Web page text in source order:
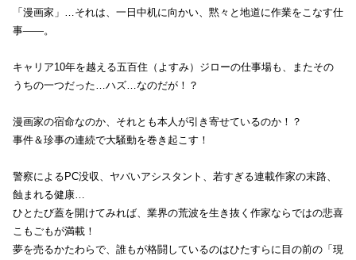
「漫画家」…それは、一日中机に向かい、黙々と地道に作業をこなす仕
事――。
キャリア10年を越える五百住（よすみ）ジローの仕事場も、またその
うちの一つだった…ハズ…なのだが！？
漫画家の宿命なのか、それとも本人が引き寄せているのか！？
事件＆珍事の連続で大騒動を巻き起こす！
警察によるPC没収、ヤバいアシスタント、若すぎる連載作家の末路、
蝕まれる健康…
ひとたび蓋を開けてみれば、業界の荒波を生き抜く作家ならではの悲喜
こもごもが満載！
夢を売るかたわらで、誰もが格闘しているのはひたすらに目の前の「現